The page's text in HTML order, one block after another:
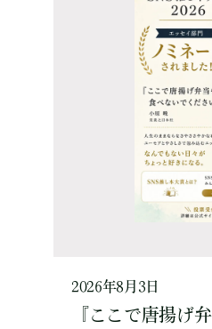
2026年8月3日
『ここで唐揚げ